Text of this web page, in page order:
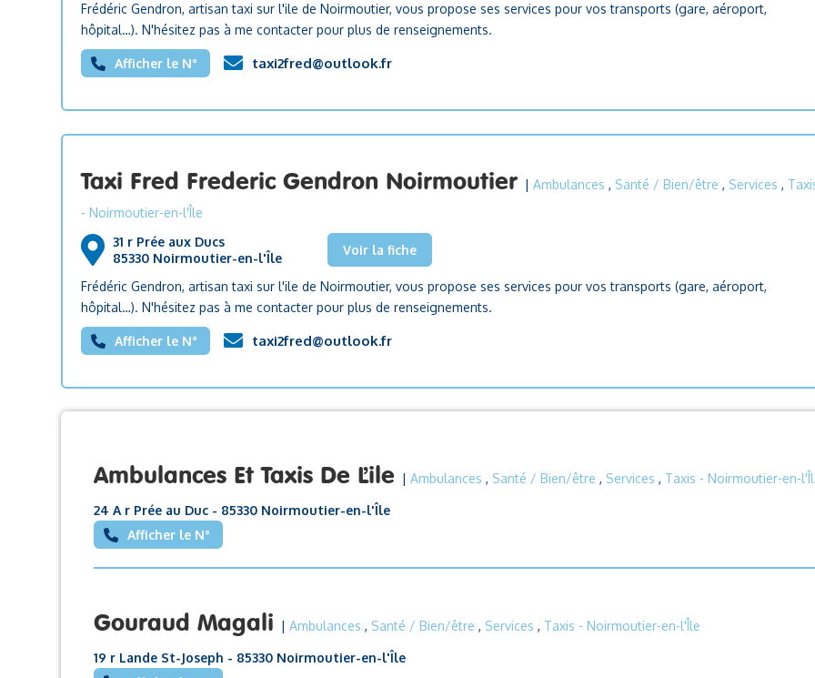
Frédéric Gendron, artisan taxi sur l'ile de Noirmoutier, vous propose ses services pour vos transports (gare, aéroport,
hôpital…). N'hésitez pas à me contacter pour plus de renseignements.
Afficher le N° taxi2fred@outlook.fr
Taxi Fred Frederic Gendron Noirmoutier |Ambulances , Santé / Bien/être , Services ,
- Noirmoutier-en-l'Île
31 r Prée aux Ducs
85330 Noirmoutier-en-l'Île
Voir la fiche
Frédéric Gendron, artisan taxi sur l'ile de Noirmoutier, vous propose ses services pour vos transports (gare, aéroport,
hôpital…). N'hésitez pas à me contacter pour plus de renseignements.
Afficher le N° taxi2fred@outlook.fr
Ambulances Et Taxis De L’ile |Ambulances , Santé / Bien/être , Services , Taxis - Noirmoutier-en-
24 A r Prée au Duc - 85330 Noirmoutier-en-l'Île
Afficher le N°
Gouraud Magali |Ambulances , Santé / Bien/être , Services , Taxis - Noirmoutier-en-l'Île
19 r Lande St-Joseph - 85330 Noirmoutier-en-l'Île